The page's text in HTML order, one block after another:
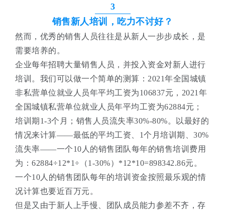
3
销售新人培训，吃力不讨好？
然而，优秀的销售人员往往是从新人一步步成长，是
需要培养的。
企业每年招聘大量销售人员，并投入资金对新人进行
培训。我们可以做一个简单的测算：2021年全国城镇
非私营单位就业人员年平均工资为106837元，2021年
全国城镇私营单位就业人员年平均工资为62884元；
培训期1-3个月；销售人员流失率30%-80%。以最好的
情况来计算——最低的平均工资、1个月培训期、30%
流失率——一个10人的销售团队每年的销售培训费用
为：62884÷12*1÷（1-30%）*12*10=898342.86元。
一个10人的销售团队每年的培训资金按照最乐观的情
况计算也要近百万元。
但是又由于新人上手慢、团队成员能力参差不齐，存